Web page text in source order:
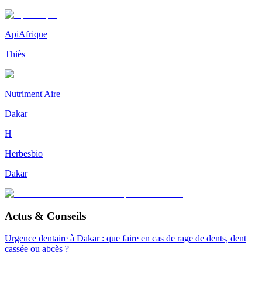
ApiAfrique
Thiès
Nutriment'Aire
Dakar
H
Herbesbio
Dakar
Actus & Conseils
Urgence dentaire à Dakar : que faire en cas de rage de dents, dent
cassée ou abcès ?